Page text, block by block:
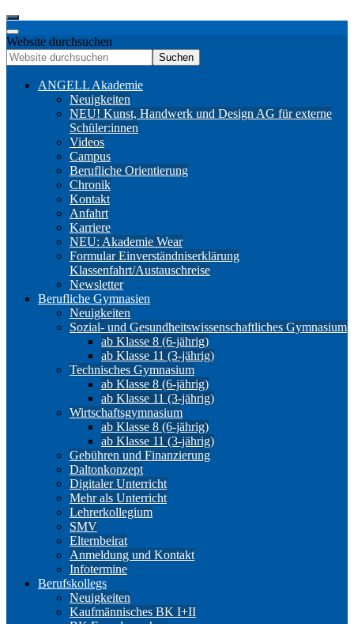
Website durchsuchen
Suchen
ANGELL Akademie
Neuigkeiten
NEU! Kunst, Handwerk und Design AG für externe
Schüler:innen
Videos
Campus
Berufliche Orientierung
Chronik
Kontakt
Anfahrt
Karriere
NEU: Akademie Wear
Formular Einverständniserklärung
Klassenfahrt/Austauschreise
Newsletter
Berufliche Gymnasien
Neuigkeiten
Sozial- und Gesundheitswissenschaftliches Gymnasium
ab Klasse 8 (6-jährig)
ab Klasse 11 (3-jährig)
Technisches Gymnasium
ab Klasse 8 (6-jährig)
ab Klasse 11 (3-jährig)
Wirtschaftsgymnasium
ab Klasse 8 (6-jährig)
ab Klasse 11 (3-jährig)
Gebühren und Finanzierung
Daltonkonzept
Digitaler Unterricht
Mehr als Unterricht
Lehrerkollegium
SMV
Elternbeirat
Anmeldung und Kontakt
Infotermine
Berufskollegs
Neuigkeiten
Kaufmännisches BK I+II